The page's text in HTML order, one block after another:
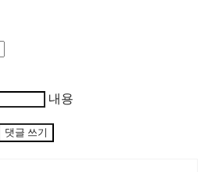
내용
댓글 쓰기